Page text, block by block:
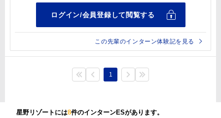
この先輩のインターン体験記を見る
1
星野リゾートには8件のインターンESがあります。